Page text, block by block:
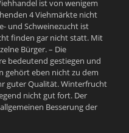
ist von wenigem
4 Viehmärkte nicht
und Schweinezucht ist
finden gar nicht statt. Mit
Bürger. – Die
bedeutend gestiegen und
gehört eben nicht zu dem
guter Qualität. Winterfrucht
nicht gut fort. Der
Besserung der